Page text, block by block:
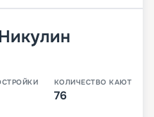
КОЛИЧЕСТВО КАЮТ
76